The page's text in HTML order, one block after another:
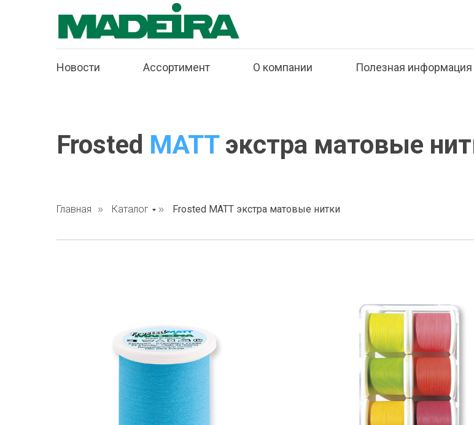
Новости Ассортимент О компании Полезная информация
Frosted MATT экстра матовые
Главная » Каталог » Frosted MATT экстра матовые нитки